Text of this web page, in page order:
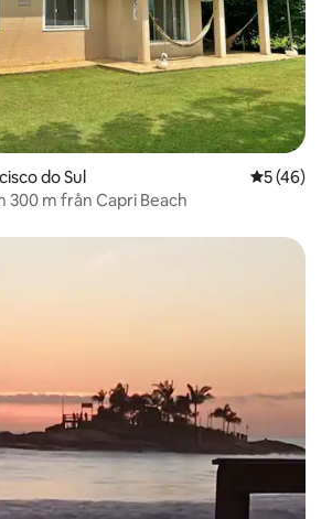
do Sul 5 av 5 i
5 (46)
300 m från Capri Beach